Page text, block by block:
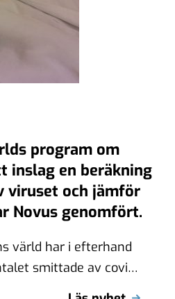
program om
inslag en beräkning
viruset och jämför
Novus genomfört.
värld har i efterhand
smittade av covid-